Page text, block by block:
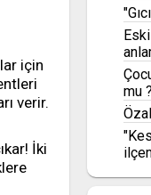
için
verir.
İki
mu ?